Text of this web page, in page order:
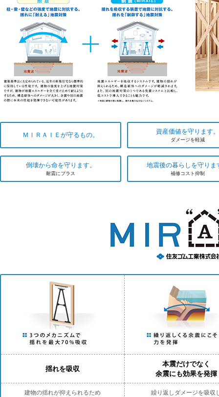
ＭＩＲＡＩＥが守るもの。 資産価値を守ります。
ダメージを軽減
倒壊から命を守ります。
耐震にプラス
地震後の暮らしを守りま
補修コスト抑制
揺れを吸収
本震だけでなく
余震にも効果を発揮
建物の揺れが抑えられるため
繰り返しダメージを吸収